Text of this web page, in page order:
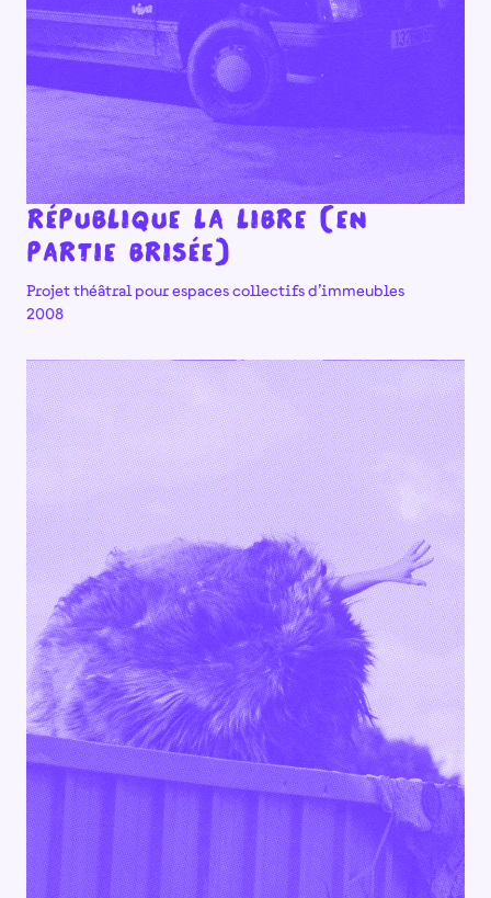
République la Libre (en
partie brisée)
Projet théâtral pour espaces collectifs d’immeubles
2008